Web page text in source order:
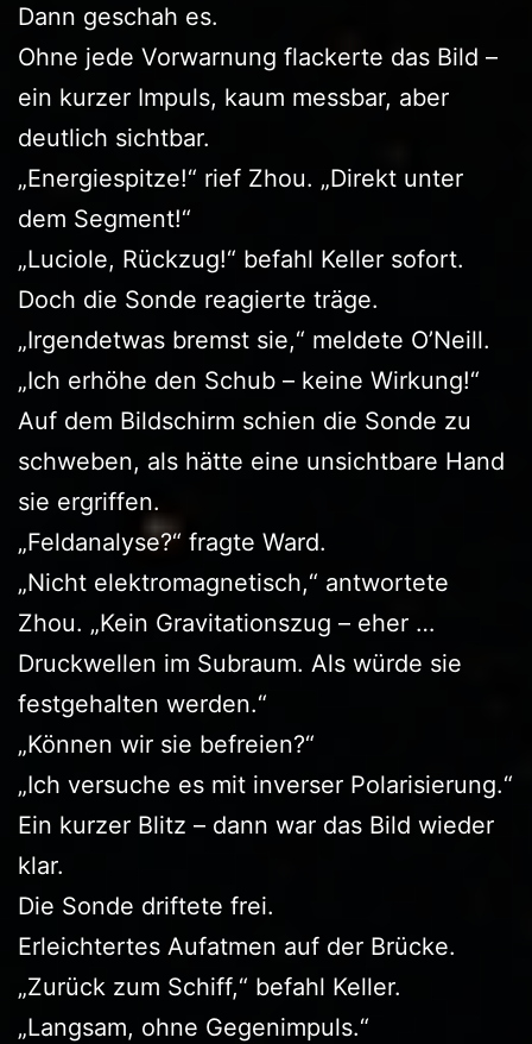
Dann geschah es.
Ohne jede Vorwarnung flackerte das Bild –
ein kurzer Impuls, kaum messbar, aber
deutlich sichtbar.
„Energiespitze!“ rief Zhou. „Direkt unter
dem Segment!“
„Luciole, Rückzug!“ befahl Keller sofort.
Doch die Sonde reagierte träge.
„Irgendetwas bremst sie,“ meldete O’Neill.
„Ich erhöhe den Schub – keine Wirkung!“
Auf dem Bildschirm schien die Sonde zu
schweben, als hätte eine unsichtbare Hand
sie ergriffen.
„Feldanalyse?“ fragte Ward.
„Nicht elektromagnetisch,“ antwortete
Zhou. „Kein Gravitationszug – eher …
Druckwellen im Subraum. Als würde sie
festgehalten werden.“
„Können wir sie befreien?“
„Ich versuche es mit inverser Polarisierung.“
Ein kurzer Blitz – dann war das Bild wieder
klar.
Die Sonde driftete frei.
Erleichtertes Aufatmen auf der Brücke.
„Zurück zum Schiff,“ befahl Keller.
„Langsam, ohne Gegenimpuls.“